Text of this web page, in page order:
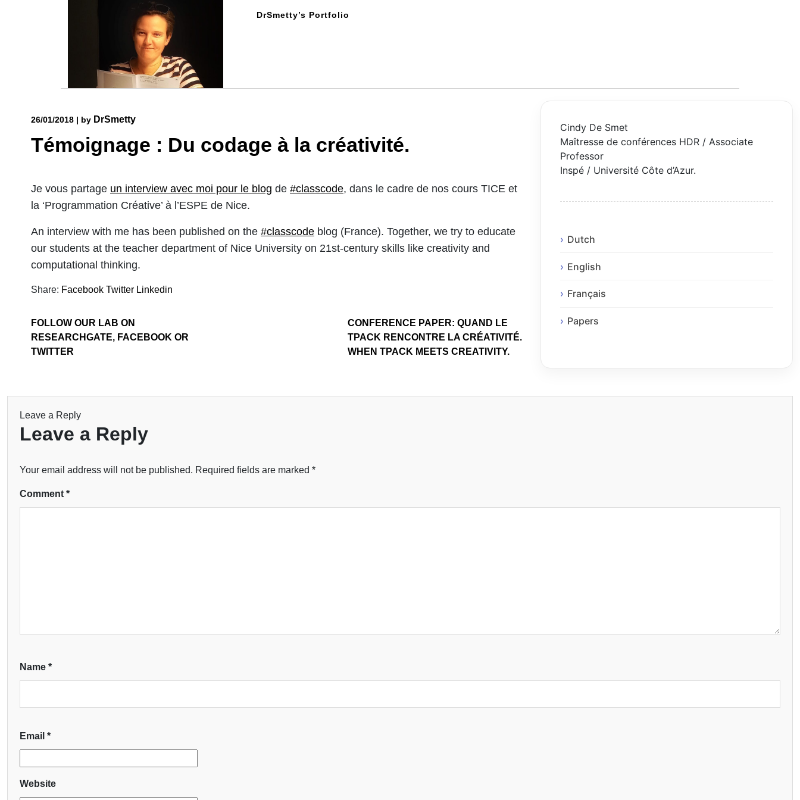
DrSmetty’s Portfolio
26/01/2018 | by DrSmetty
Témoignage : Du codage à la créativité.
Je vous partage un interview avec moi pour le blog de #classcode, dans le cadre de nos cours TICE et
la ‘Programmation Créative’ à l’ESPE de Nice.
An interview with me has been published on the #classcode blog (France). Together, we try to educate
our students at the teacher department of Nice University on 21st-century skills like creativity and
computational thinking.
Share: Facebook Twitter Linkedin
FOLLOW OUR LAB ON
RESEARCHGATE, FACEBOOK OR
TWITTER
CONFERENCE PAPER: QUAND LE
TPACK RENCONTRE LA CRÉATIVITÉ.
WHEN TPACK MEETS CREATIVITY.
Cindy De Smet
Maîtresse de conférences HDR / Associate
Professor
Inspé / Université Côte d’Azur.
Dutch
English
Français
Papers
Leave a Reply
Leave a Reply
Your email address will not be published. Required fields are marked *
Comment*
Name *
Email *
Website